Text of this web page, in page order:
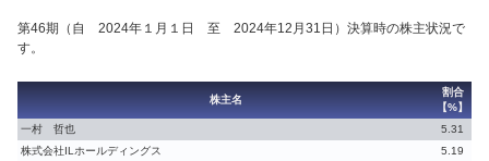
第46期（自 2024年１月１日 至 2024年12月31日）決算時の株主状況で
す。
株主名
割合
【%】
一村 哲也
5.31
株式会社ILホールディングス
5.19